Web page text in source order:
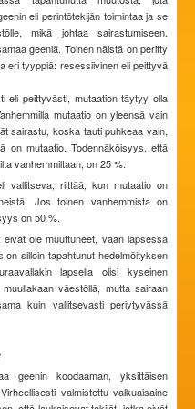
eli perintötekijän toimintaa ja se
mikä johtaa sairastumiseen.
geeniä. Toinen näistä on peritty
eri tyyppiä: resessiivinen eli peittyvä
eli peittyvästi, mutaation täytyy olla
mutaatio on yleensä vain
sairastu, koska tauti puhkeaa vain,
on mutaatio. Todennäköisyys, että
vanhemmiltaan, on 25 %.
vallitseva, riittää, kun mutaatio on
Jos toinen vanhemmista on
on 50 %.
ole muuttuneet, vaan lapsessa
silloin tapahtunut hedelmöityksen
lapsella olisi kyseinen
väestöllä, mutta sairaan
kuin vallitsevasti periytyvässä
geenin koodaaman, yksittäisen
valmistettu valkuaisaine